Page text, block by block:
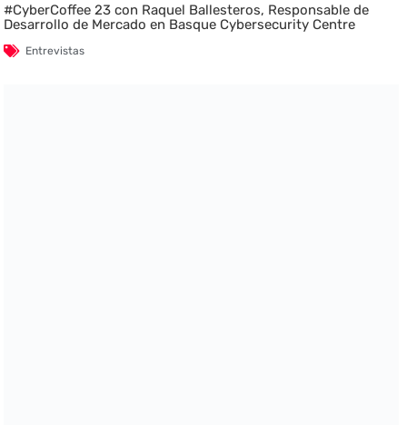
#CyberCoffee 23 con Raquel Ballesteros, Responsable de
Desarrollo de Mercado en Basque Cybersecurity Centre
Entrevistas